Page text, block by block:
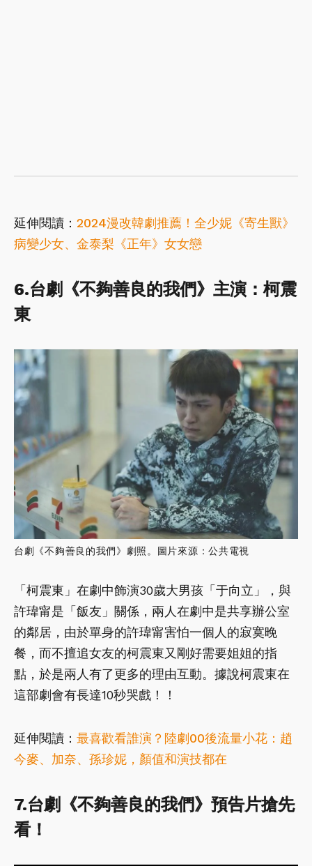
延伸閱讀： 2024漫改韓劇推薦！全少妮《寄生獸》
病變少女、金泰梨《正年》女女戀
6.台劇《不夠善良的我們》主演：柯震
東
台劇《不夠善良的我們》劇照。圖片來源：公共電視
「柯震東」在劇中飾演30歲大男孩「于向立」，與
許瑋甯是「飯友」關係，兩人在劇中是共享辦公室
的鄰居，由於單身的許瑋甯害怕一個人的寂寞晚
餐，而不擅追女友的柯震東又剛好需要姐姐的指
點，於是兩人有了更多的理由互動。據說柯震東在
這部劇會有長達10秒哭戲！！
延伸閱讀： 最喜歡看誰演？陸劇00後流量小花：趙
今麥、加奈、孫珍妮，顏值和演技都在
7.台劇《不夠善良的我們》預告片搶先
看！